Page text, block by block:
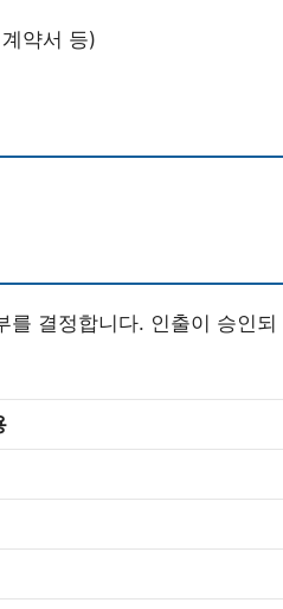
약서 등)
결정합니다. 인출이 승인되